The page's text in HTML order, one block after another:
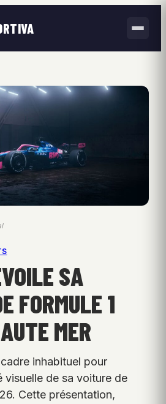
SA
FORMULE 1
MER
inhabituel pour
visuelle de sa voiture de
Cette présentation,